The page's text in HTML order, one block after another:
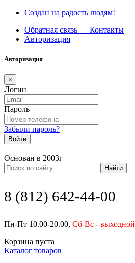
Создан на радость людям!
Обратная связь — Контакты
Авторизация
Авторизация
×
Логин
Пароль
Забыли пароль?
Войти
Основан в 2003г
Найти
8 (812) 642-44-00
Пн-Пт 10.00-20.00, Сб-Вс - выходной
Корзина пуста
Каталог товаров